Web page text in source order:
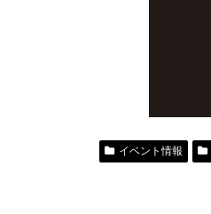
イベント情報